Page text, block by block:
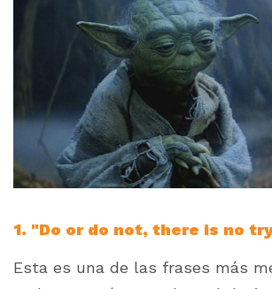
1. "Do or do not, there is no
Esta es una de las frases más